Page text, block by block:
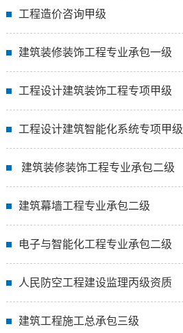
工程造价咨询甲级
建筑装修装饰工程专业承包一级
工程设计建筑装饰工程专项甲级
工程设计建筑智能化系统专项甲级
建筑装修装饰工程专业承包二级
建筑幕墙工程专业承包二级
电子与智能化工程专业承包二级
人民防空工程建设监理丙级资质
建筑工程施工总承包三级